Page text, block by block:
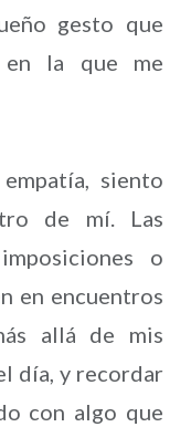
gesto que
en la que me
siento
de mí. Las
o
en encuentros
allá de mis
día, y recordar
con algo que